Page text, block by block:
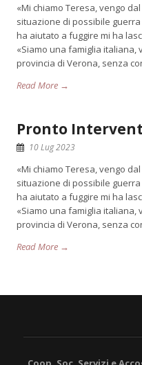
«Mi chiamo Teresa, vengo
situazione di possibile
ha aiutato a fuggire mi ha
«Siamo una famiglia
provincia di Verona, senza
Read More →
Pronto
10 Lug 2023
«Mi chiamo Teresa, vengo
situazione di possibile
ha aiutato a fuggire mi ha
«Siamo una famiglia
provincia di Verona, senza
Read More →